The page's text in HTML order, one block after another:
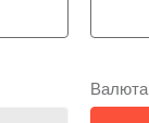
Валюта